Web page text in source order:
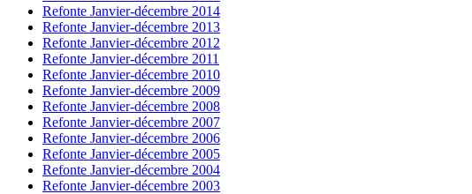
Refonte Janvier-décembre 2014
Refonte Janvier-décembre 2013
Refonte Janvier-décembre 2012
Refonte Janvier-décembre 2011
Refonte Janvier-décembre 2010
Refonte Janvier-décembre 2009
Refonte Janvier-décembre 2008
Refonte Janvier-décembre 2007
Refonte Janvier-décembre 2006
Refonte Janvier-décembre 2005
Refonte Janvier-décembre 2004
Refonte Janvier-décembre 2003